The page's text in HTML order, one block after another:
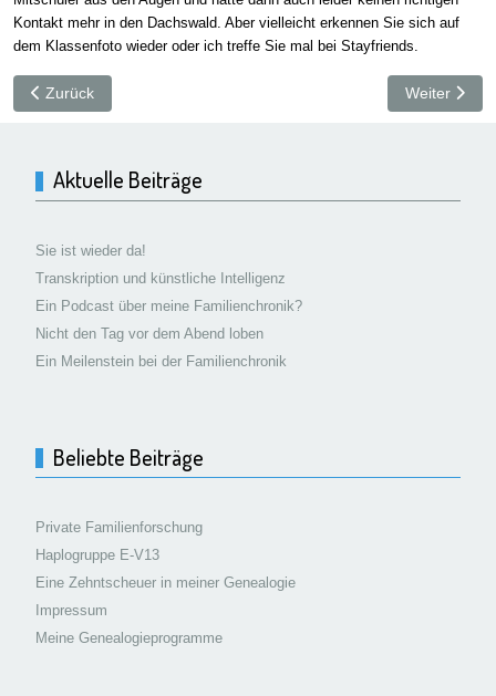
Kontakt mehr in den Dachswald. Aber vielleicht erkennen Sie sich auf
dem Klassenfoto wieder oder ich treffe Sie mal bei Stayfriends.
Vorheriger Beitrag: Mein Name ist Geiger, Oliver Geiger!
Zurück Nächster
Weiter
Aktuelle Beiträge
Sie ist wieder da!
Transkription und künstliche Intelligenz
Ein Podcast über meine Familienchronik?
Nicht den Tag vor dem Abend loben
Ein Meilenstein bei der Familienchronik
Beliebte Beiträge
Private Familienforschung
Haplogruppe E-V13
Eine Zehntscheuer in meiner Genealogie
Impressum
Meine Genealogieprogramme